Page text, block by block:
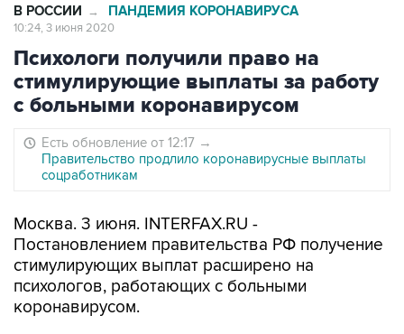
В РОССИИ → ПАНДЕМИЯ КОРОНАВИРУСА
10:24, 3 июня 2020
Психологи получили право на
стимулирующие выплаты за работу
с больными коронавирусом
Есть обновление от 12:17 →
Правительство продлило коронавирусные выплаты
соцработникам
Москва. 3 июня. INTERFAX.RU -
Постановлением правительства РФ получение
стимулирующих выплат расширено на
психологов, работающих с больными
коронавирусом.